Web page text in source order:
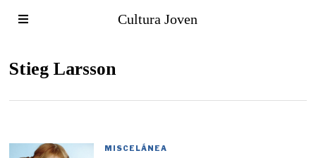
Cultura Joven
Stieg Larsson
MISCELÁNEA